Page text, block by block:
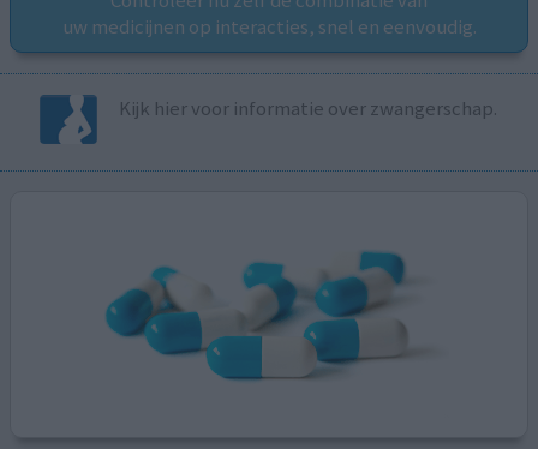
uw medicijnen op interacties, snel en eenvoudig.
Kijk hier voor informatie over zwangerschap.